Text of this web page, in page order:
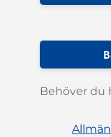
Behöver du